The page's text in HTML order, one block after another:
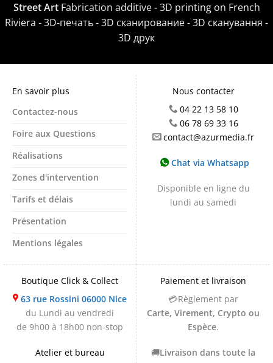
Street ArtFabrication additive - 3D printing on French
Riviera - 3D-печать - 3D сканирование - 3D сканування -
3D друк
En savoir plus
Contactez-nous
Foire aux Questions
Réalisations
Zones d'intervention
Tarifs et délais
Présentation
Mentions légales
Nous contacter
04 22 13 58 10
06 78 69 33 16
contact@azurmedia.fr
Chat via Whatsapp
Disponible en ligne du
lundi au samedi
Boutique Click & Collect
63 rue Rossini 06000 Nice
du Lundi au vendredi
de 9h00 à 18h00 non-stop
Atelier et bureau
Paiement et livraison
💳Règlement par
Carte, Virement, Crypto ou
Espèce.
🚚Livraison dans toute la